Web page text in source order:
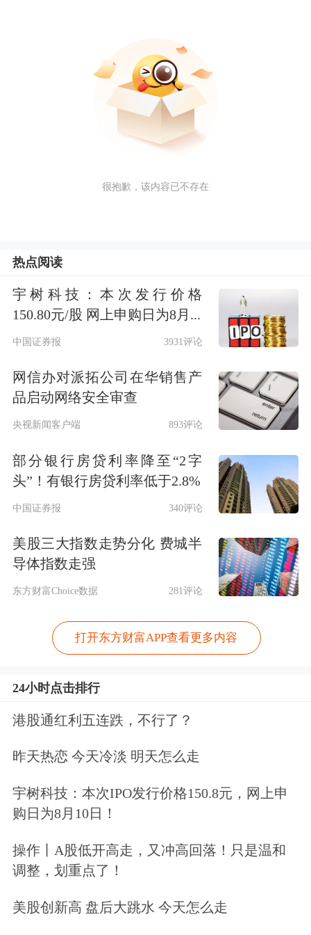
很抱歉，该内容已不存在
热点阅读
宇树科技：本次发行价格
150.80元/股 网上申购日为8月...
中国证券报 3931评论
网信办对派拓公司在华销售产
品启动网络安全审查
央视新闻客户端 893评论
部分银行房贷利率降至“2字
头”！有银行房贷利率低于2.8%
中国证券报 340评论
美股三大指数走势分化 费城半
导体指数走强
东方财富Choice数据 281评论
打开东方财富APP查看更多内容
24小时点击排行
港股通红利五连跌，不行了？
昨天热恋 今天冷淡 明天怎么走
宇树科技：本次IPO发行价格150.8元，网上申
购日为8月10日！
操作丨A股低开高走，又冲高回落！只是温和
调整，划重点了！
美股创新高 盘后大跳水 今天怎么走